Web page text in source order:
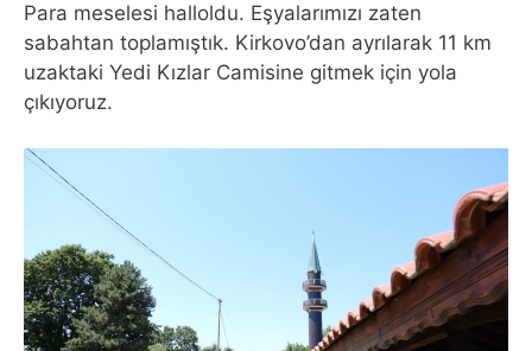
Para meselesi halloldu. Eşyalarımızı zaten
sabahtan toplamıştık. Kirkovo’dan ayrılarak 11 km
uzaktaki Yedi Kızlar Camisine gitmek için yola
çıkıyoruz.